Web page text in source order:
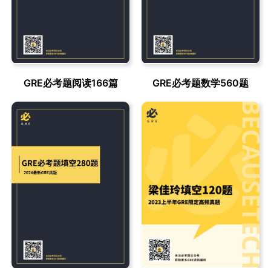
GRE必考题阅读166篇 GRE必考题数学560题